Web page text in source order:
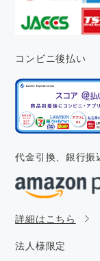
コンビニ後払い
代金引換、銀行振
詳細はこちら
法人様限定